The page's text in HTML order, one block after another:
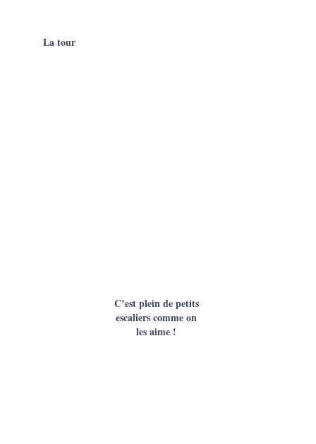
La tour
C’est plein de petits
escaliers comme on
les aime !